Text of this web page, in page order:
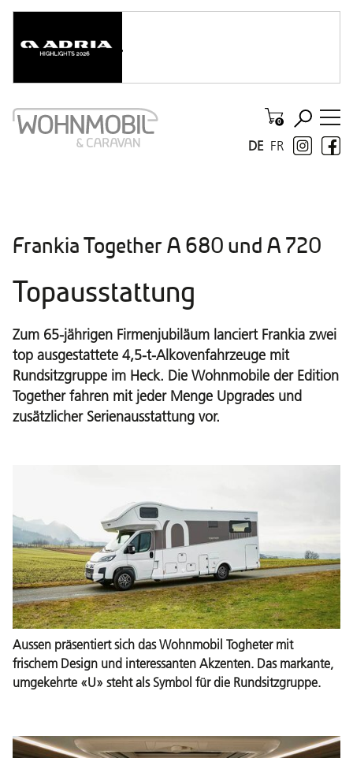
FR
DE
Frankia Together A 680 und A 720
Topausstattung
Zum 65-jährigen Firmenjubiläum lanciert Frankia zwei
top ausgestattete 4,5-t-Alkovenfahrzeuge mit
Rundsitzgruppe im Heck. Die Wohnmobile der Edition
Together fahren mit jeder Menge Upgrades und
zusätzlicher Serienausstattung vor.
Aussen präsentiert sich das Wohnmobil Togheter mit
frischem Design und interessanten Akzenten. Das markante,
umgekehrte «U» steht als Symbol für die Rundsitzgruppe.